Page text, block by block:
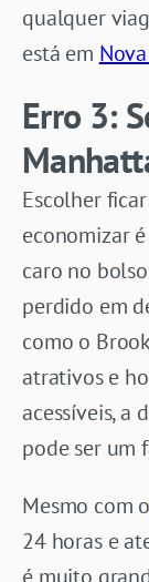
qualquer
está em
Erro 3:
Escolher
economizar
caro no
perdido em
como o
atrativos e
acessíveis, a
pode ser um
Mesmo com o
24 horas e
é muito